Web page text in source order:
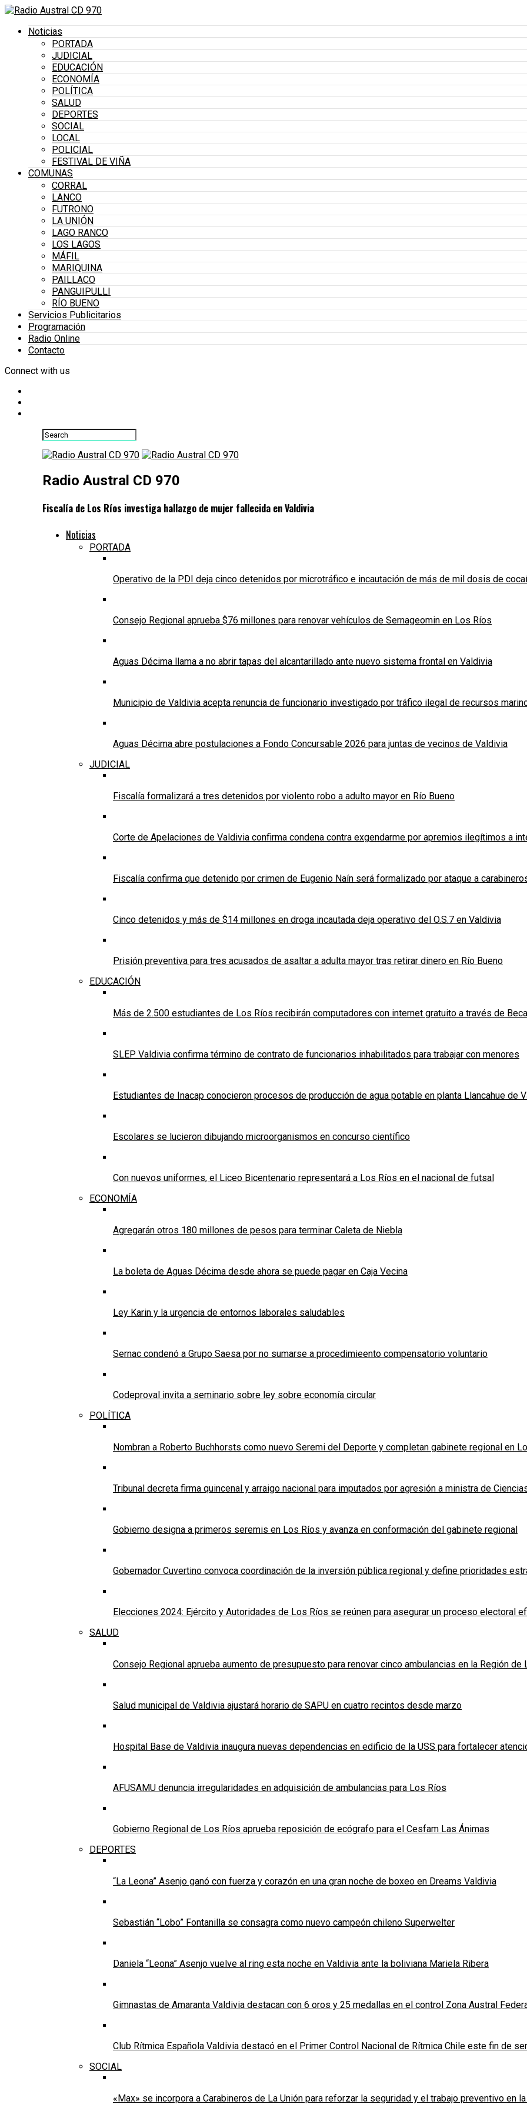
Noticias
PORTADA
JUDICIAL
EDUCACIÓN
ECONOMÍA
POLÍTICA
SALUD
DEPORTES
SOCIAL
LOCAL
POLICIAL
FESTIVAL DE VIÑA
COMUNAS
CORRAL
LANCO
FUTRONO
LA UNIÓN
LAGO RANCO
LOS LAGOS
MÁFIL
MARIQUINA
PAILLACO
PANGUIPULLI
RÍO BUENO
Servicios Publicitarios
Programación
Radio Online
Contacto
Connect with us
Radio Austral CD 970
Fiscalía de Los Ríos investiga hallazgo de mujer fallecida en Valdivia
Noticias
PORTADA
Operativo de la PDI deja cinco detenidos por microtráfico e incautación de más de mil dosis de
Consejo Regional aprueba $76 millones para renovar vehículos de Sernageomin en Los Ríos
Aguas Décima llama a no abrir tapas del alcantarillado ante nuevo sistema frontal en Valdivia
Municipio de Valdivia acepta renuncia de funcionario investigado por tráfico ilegal de recursos
Aguas Décima abre postulaciones a Fondo Concursable 2026 para juntas de vecinos de Valdivia
JUDICIAL
Fiscalía formalizará a tres detenidos por violento robo a adulto mayor en Río Bueno
Corte de Apelaciones de Valdivia confirma condena contra exgendarme por apremios ilegítimos a
Fiscalía confirma que detenido por crimen de Eugenio Naín será formalizado por ataque a
Cinco detenidos y más de $14 millones en droga incautada deja operativo del O.S.7 en Valdivia
Prisión preventiva para tres acusados de asaltar a adulta mayor tras retirar dinero en Río Bueno
EDUCACIÓN
Más de 2.500 estudiantes de Los Ríos recibirán computadores con internet gratuito a través de
SLEP Valdivia confirma término de contrato de funcionarios inhabilitados para trabajar con menores
Estudiantes de Inacap conocieron procesos de producción de agua potable en planta Llancahue de
Escolares se lucieron dibujando microorganismos en concurso científico
Con nuevos uniformes, el Liceo Bicentenario representará a Los Ríos en el nacional de futsal
ECONOMÍA
Agregarán otros 180 millones de pesos para terminar Caleta de Niebla
La boleta de Aguas Décima desde ahora se puede pagar en Caja Vecina
Ley Karin y la urgencia de entornos laborales saludables
Sernac condenó a Grupo Saesa por no sumarse a procedimieento compensatorio voluntario
Codeproval invita a seminario sobre ley sobre economía circular
POLÍTICA
Nombran a Roberto Buchhorsts como nuevo Seremi del Deporte y completan gabinete regional en
Tribunal decreta firma quincenal y arraigo nacional para imputados por agresión a ministra de
Gobierno designa a primeros seremis en Los Ríos y avanza en conformación del gabinete regional
Gobernador Cuvertino convoca coordinación de la inversión pública regional y define prioridades
Elecciones 2024: Ejército y Autoridades de Los Ríos se reúnen para asegurar un proceso electoral
SALUD
Consejo Regional aprueba aumento de presupuesto para renovar cinco ambulancias en la Región de
Salud municipal de Valdivia ajustará horario de SAPU en cuatro recintos desde marzo
Hospital Base de Valdivia inaugura nuevas dependencias en edificio de la USS para fortalecer
AFUSAMU denuncia irregularidades en adquisición de ambulancias para Los Ríos
Gobierno Regional de Los Ríos aprueba reposición de ecógrafo para el Cesfam Las Ánimas
DEPORTES
“La Leona” Asenjo ganó con fuerza y corazón en una gran noche de boxeo en Dreams Valdivia
Sebastián “Lobo” Fontanilla se consagra como nuevo campeón chileno Superwelter
Daniela “Leona” Asenjo vuelve al ring esta noche en Valdivia ante la boliviana Mariela Ribera
Gimnastas de Amaranta Valdivia destacan con 6 oros y 25 medallas en el control Zona Austral
Club Rítmica Española Valdivia destacó en el Primer Control Nacional de Rítmica Chile este fin de
SOCIAL
«Max» se incorpora a Carabineros de La Unión para reforzar la seguridad y el trabajo preventivo en